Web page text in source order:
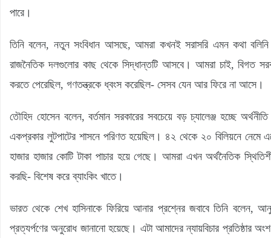
পারে।
তিনি বলেন, নতুন সংবিধান আসছে, আমরা কখনই সরাসরি এমন কথা
রাজনৈতিক দলগুলোর কাছ থেকে সিদ্ধান্তটি আসবে। আমরা চাই, বিগত
করতে পেরেছিল, গণতন্ত্রকে ধ্বংস করেছিল- সেসব যেন আর ফিরে না আসে।
তৌহিদ হোসেন বলেন, বর্তমান সরকারের সবচেয়ে বড় চ্যালেঞ্জ হচ্ছে
একপ্রকার লুটপাটের শাসনে পরিণত হয়েছিল। ৪২ থেকে ২০ বিলিয়নে নেমে
হাজার হাজার কোটি টাকা পাচার হয়ে গেছে। আমরা এখন অর্থনৈতিক
করছি- বিশেষ করে ব্যাংকিং খাতে।
ভারত থেকে শেখ হাসিনাকে ফিরিয়ে আনার প্রশ্নের জবাবে তিনি বলেন,
প্রত্যর্পণের অনুরোধ জানানো হয়েছে। এটা আমাদের ন্যায়বিচার প্রতিষ্ঠার